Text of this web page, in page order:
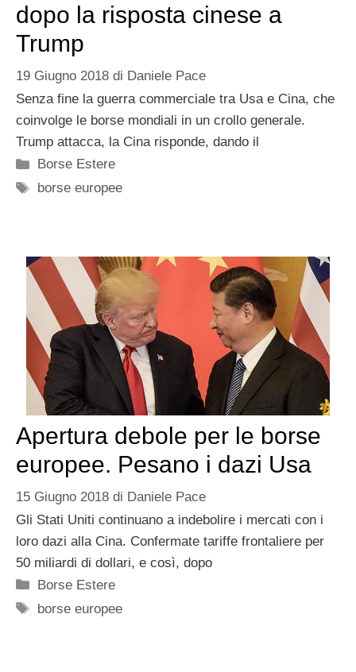
dopo la risposta cinese a
Trump
19 Giugno 2018 di Daniele Pace
Senza fine la guerra commerciale tra Usa e Cina, che
coinvolge le borse mondiali in un crollo generale.
Trump attacca, la Cina risponde, dando il
Categorie
Borse Estere
Tag
borse europee
Apertura debole per le borse
europee. Pesano i dazi Usa
15 Giugno 2018 di Daniele Pace
Gli Stati Uniti continuano a indebolire i mercati con i
loro dazi alla Cina. Confermate tariffe frontaliere per
50 miliardi di dollari, e così, dopo
Categorie
Borse Estere
Tag
borse europee